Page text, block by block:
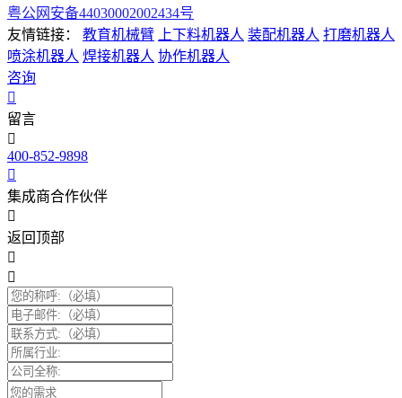
粤公网安备44030002002434号
友情链接：
教育机械臂 上下料机器人 装配机器人 打磨机器人
喷涂机器人 焊接机器人 协作机器人
咨询
留言
400-852-9898
集成商合作伙伴
返回顶部